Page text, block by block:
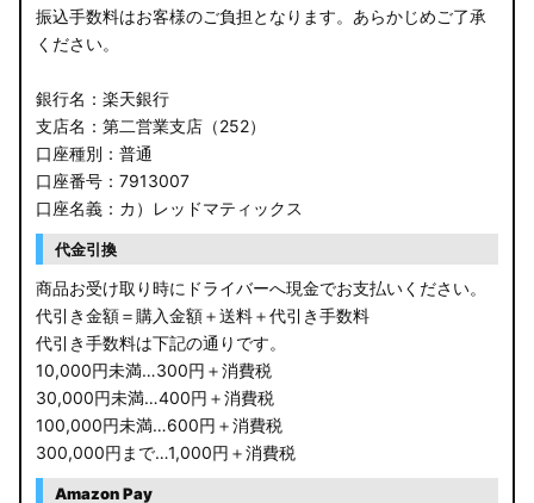
振込手数料はお客様のご負担となります。あらかじめご了承
ください。
銀行名：楽天銀行
支店名：第二営業支店（252）
口座種別：普通
口座番号：7913007
口座名義：カ）レッドマティックス
代金引換
商品お受け取り時にドライバーへ現金でお支払いください。
代引き金額＝購入金額＋送料＋代引き手数料
代引き手数料は下記の通りです。
10,000円未満…300円＋消費税
30,000円未満…400円＋消費税
100,000円未満…600円＋消費税
300,000円まで…1,000円＋消費税
Amazon Pay